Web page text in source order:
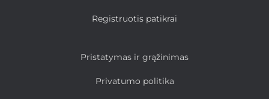
Registruotis patikrai
Pristatymas ir grąžinimas
Privatumo politika